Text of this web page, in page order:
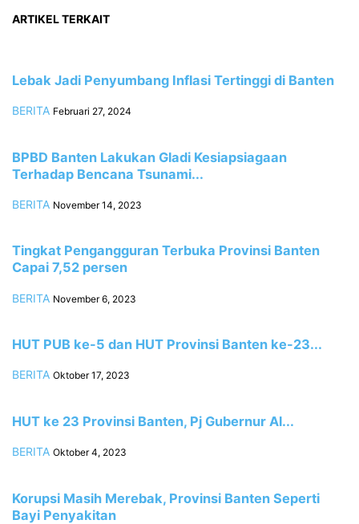
ARTIKEL TERKAIT
Lebak Jadi Penyumbang Inflasi Tertinggi di Banten
BERITA Februari 27, 2024
BPBD Banten Lakukan Gladi Kesiapsiagaan
Terhadap Bencana Tsunami...
BERITA November 14, 2023
Tingkat Pengangguran Terbuka Provinsi Banten
Capai 7,52 persen
BERITA November 6, 2023
HUT PUB ke-5 dan HUT Provinsi Banten ke-23...
BERITA Oktober 17, 2023
HUT ke 23 Provinsi Banten, Pj Gubernur Al...
BERITA Oktober 4, 2023
Korupsi Masih Merebak, Provinsi Banten Seperti
Bayi Penyakitan